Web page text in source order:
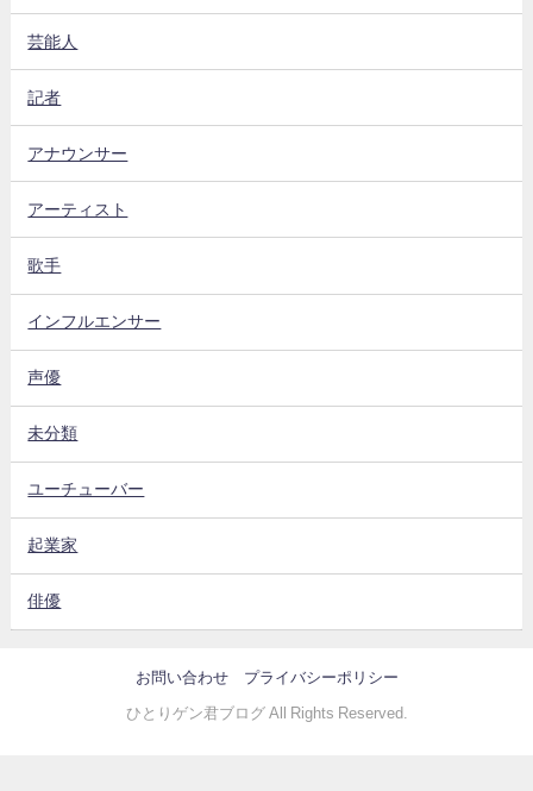
芸能人
記者
アナウンサー
アーティスト
歌手
インフルエンサー
声優
未分類
ユーチューバー
起業家
俳優
お問い合わせ プライバシーポリシー
ひとりゲン君ブログ All Rights Reserved.